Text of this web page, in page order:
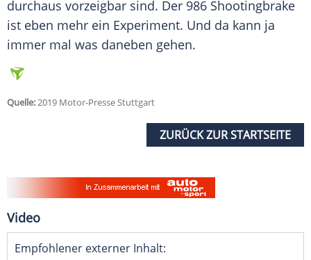
durchaus vorzeigbar sind. Der 986 Shootingbrake
ist eben mehr ein Experiment. Und da kann ja
immer mal was daneben gehen.
Quelle:2019 Motor-Presse Stuttgart
ZURÜCK ZUR STARTSEITE
Video
Empfohlener externer Inhalt: